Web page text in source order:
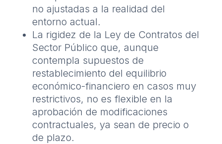
no ajustadas a la realidad del
entorno actual.
La rigidez de la Ley de Contratos del
Sector Público que, aunque
contempla supuestos de
restablecimiento del equilibrio
económico-financiero en casos muy
restrictivos, no es flexible en la
aprobación de modificaciones
contractuales, ya sean de precio o
de plazo.